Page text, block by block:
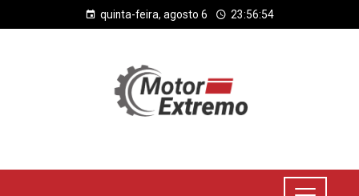
quinta-feira, agosto 6 23:56:55